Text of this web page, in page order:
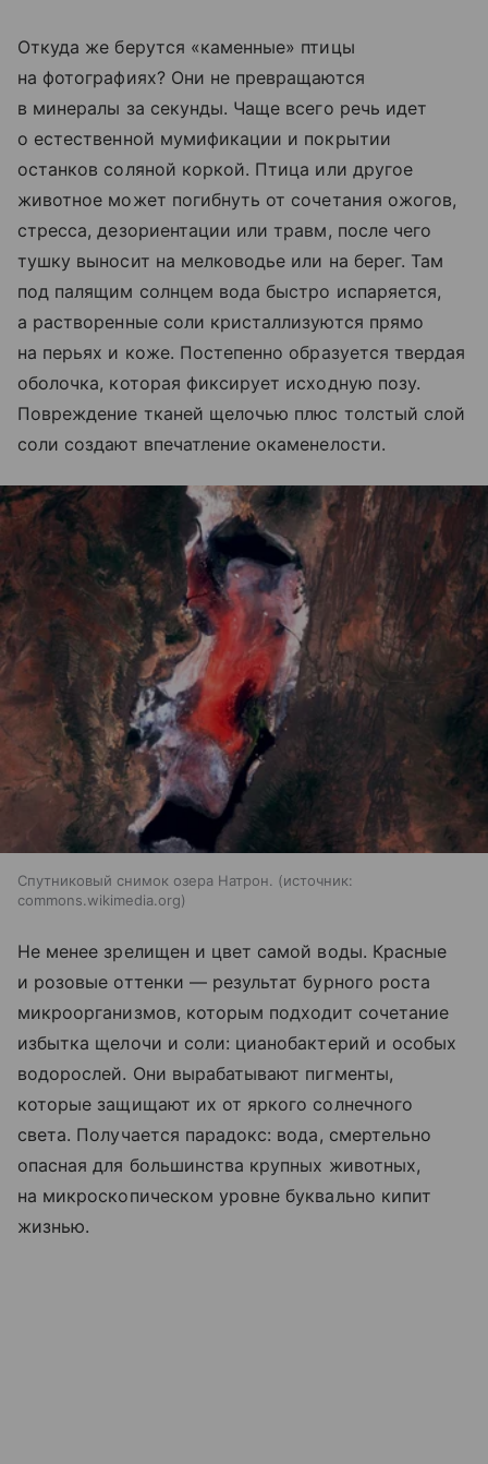
Откуда же берутся «каменные» птицы
на фотографиях? Они не превращаются
в минералы за секунды. Чаще всего речь идет
о естественной мумификации и покрытии
останков соляной коркой. Птица или другое
животное может погибнуть от сочетания ожогов,
стресса, дезориентации или травм, после чего
тушку выносит на мелководье или на берег. Там
под палящим солнцем вода быстро испаряется,
а растворенные соли кристаллизуются прямо
на перьях и коже. Постепенно образуется твердая
оболочка, которая фиксирует исходную позу.
Повреждение тканей щелочью плюс толстый слой
соли создают впечатление окаменелости.
Спутниковый снимок озера Натрон.
источник:
commons.wikimedia.org
Не менее зрелищен и цвет самой воды. Красные
и розовые оттенки — результат бурного роста
микроорганизмов, которым подходит сочетание
избытка щелочи и соли: цианобактерий и особых
водорослей. Они вырабатывают пигменты,
которые защищают их от яркого солнечного
света. Получается парадокс: вода, смертельно
опасная для большинства крупных животных,
на микроскопическом уровне буквально кипит
жизнью.